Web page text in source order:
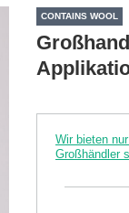
CONTAINS WOOL
Wir bieten
Großhändler